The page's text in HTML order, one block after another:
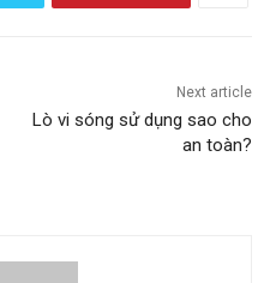
Next article
Lò vi sóng sử dụng sao cho
an toàn?